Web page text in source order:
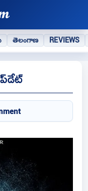
తెలంగాణ REVIEWS